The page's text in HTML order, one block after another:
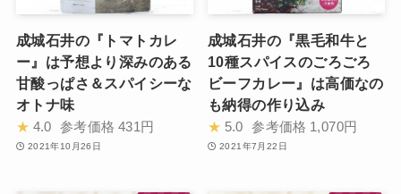
成城石井の『トマトカレ
ー』は予想より深みのある
甘酸っぱさ＆スパイシーな
オトナ味
★ 4.0 参考価格 431円
2021年10月26日
成城石井の『黒毛和牛と
10種スパイスのごろごろ
ビーフカレー』は高価なの
も納得の作り込み
★ 5.0 参考価格 1,070円
2021年7月22日